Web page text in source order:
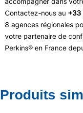
Contactez-nous au +33
8 agences régionales
votre partenaire de
Perkins® en France
Produits